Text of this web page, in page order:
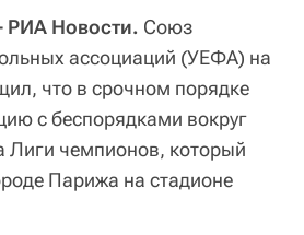
Новости. Союз
ассоциаций (УЕФА) на
что в срочном порядке
с беспорядками вокруг
Лиги чемпионов, который
Парижа на стадионе